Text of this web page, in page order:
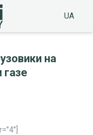
UA
на